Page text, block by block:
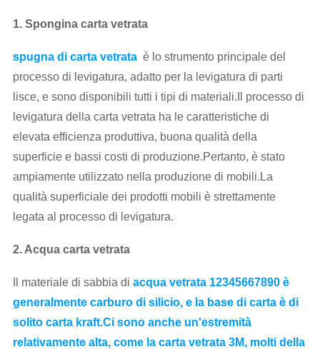
1. Spongina carta vetrata
spugna di carta vetrata è lo strumento principale del
processo di levigatura, adatto per la levigatura di parti
lisce, e sono disponibili tutti i tipi di materiali.Il processo di
levigatura della carta vetrata ha le caratteristiche di
elevata efficienza produttiva, buona qualità della
superficie e bassi costi di produzione.Pertanto, è stato
ampiamente utilizzato nella produzione di mobili.La
qualità superficiale dei prodotti mobili è strettamente
legata al processo di levigatura.
2. Acqua carta vetrata
Il materiale di sabbia di acqua vetrata 12345667890 è
generalmente carburo di silicio, e la base di carta è di
solito carta kraft.Ci sono anche un'estremità
relativamente alta, come la carta vetrata 3M, molti della